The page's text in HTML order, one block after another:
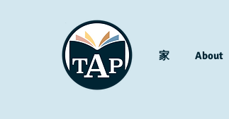
家 About